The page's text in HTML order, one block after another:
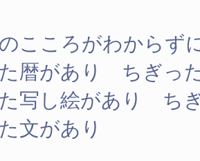
こころがわからず
暦があり ちぎっ
写し絵があり ち
文があり